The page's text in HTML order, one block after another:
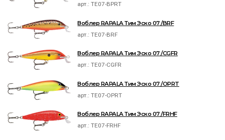
арт.:TE07-BPRT
Воблер RAPALA Тим Эско 07 /BRF
арт.:TE07-BRF
Воблер RAPALA Тим Эско 07 /CGFR
арт.:TE07-CGFR
Воблер RAPALA Тим Эско 07 /OPRT
арт.:TE07-OPRT
Воблер RAPALA Тим Эско 07 /FRHF
арт.:TE07-FRHF